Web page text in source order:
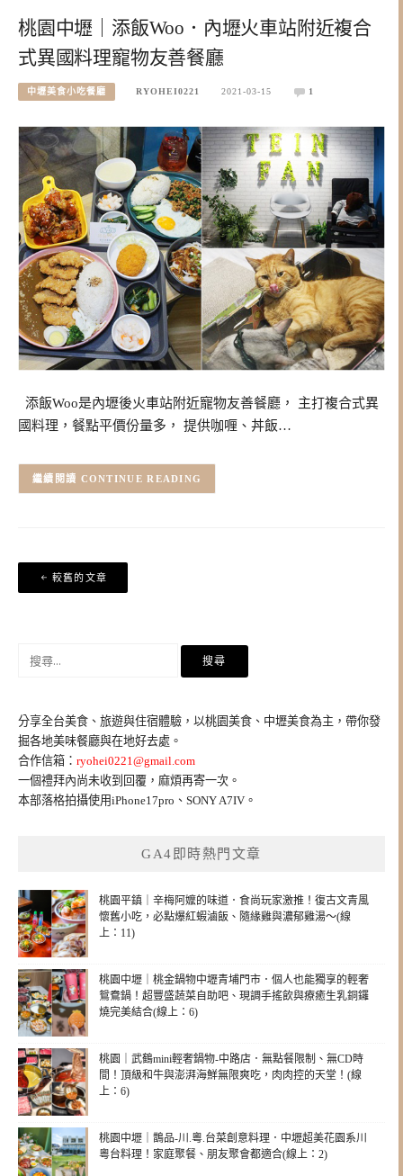
桃園中壢｜添飯Woo．內壢火車站附近複合
式異國料理寵物友善餐廳
中壢美食小吃餐廳 RYOHEI0221 2021-03-15 1
添飯Woo是內壢後火車站附近寵物友善餐廳， 主打複合式異
國料理，餐點平價份量多， 提供咖喱、丼飯…
CONTINUE READING
文
章
覽
較舊的文章
字:
分享全台美食、旅遊與住宿體驗，以桃園美食、中壢美食為主，帶你發
掘各地美味餐廳與在地好去處。
合作信箱： ryohei0221@gmail.com
一個禮拜內尚未收到回覆，麻煩再寄一次。
本部落格拍攝使用iPhone17pro、SONY A7IV。
GA4即時熱門文章
桃園平鎮｜辛梅阿嬤的味道．食尚玩家激推！復古文青風
懷舊小吃，必點爆紅蝦滷飯、隨緣雞與濃郁雞湯～(線
上：11)
桃園中壢｜桃金鍋物中壢青埔門市．個人也能獨享的輕奢
鴛鴦鍋！超豐盛蔬菜自助吧、現調手搖飲與療癒生乳銅鑼
燒完美結合(線上：6)
桃園｜武鶴mini輕奢鍋物-中路店．無點餐限制、無CD時
間！頂級和牛與澎湃海鮮無限爽吃，肉肉控的天堂！(線
上：6)
桃園中壢｜鵲品-川.粵.台菜創意料理．中壢超美花園系川
粵台料理！家庭聚餐、朋友聚會都適合(線上：2)